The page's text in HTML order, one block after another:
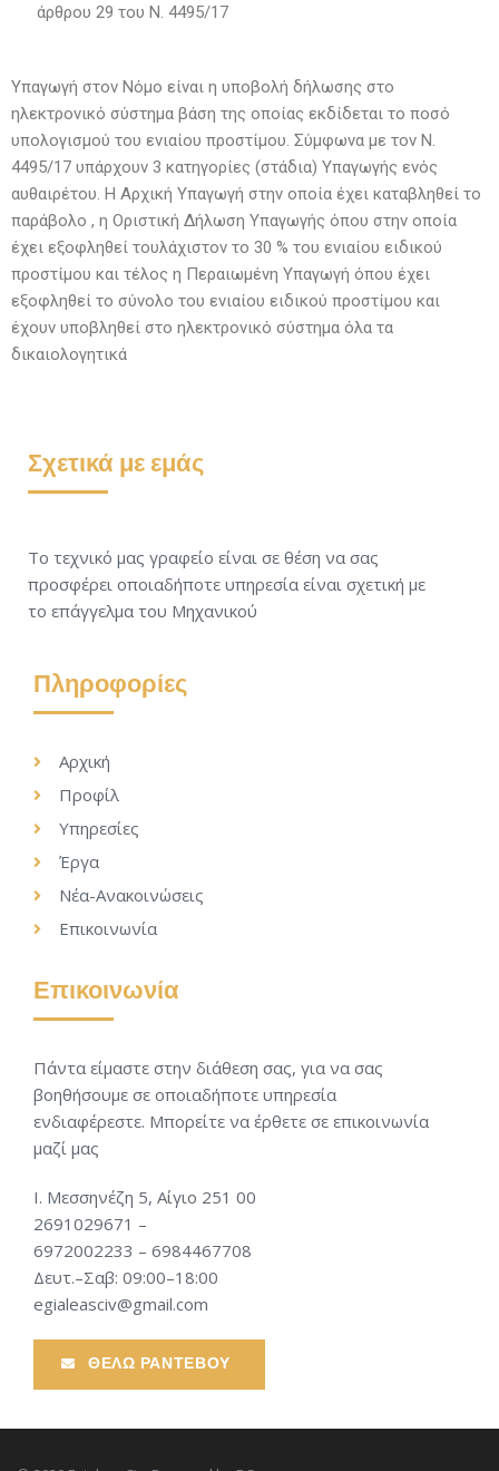
άρθρου 29 του Ν. 4495/17
Υπαγωγή στον Νόμο είναι η υποβολή δήλωσης στο
ηλεκτρονικό σύστημα βάση της οποίας εκδίδεται το ποσό
υπολογισμού του ενιαίου προστίμου. Σύμφωνα με τον Ν.
4495/17 υπάρχουν 3 κατηγορίες (στάδια) Υπαγωγής ενός
αυθαιρέτου. Η Αρχική Υπαγωγή στην οποία έχει καταβληθεί το
παράβολο , η Οριστική Δήλωση Υπαγωγής όπου στην οποία
έχει εξοφληθεί τουλάχιστον το 30 % του ενιαίου ειδικού
προστίμου και τέλος η Περαιωμένη Υπαγωγή όπου έχει
εξοφληθεί το σύνολο του ενιαίου ειδικού προστίμου και
έχουν υποβληθεί στο ηλεκτρονικό σύστημα όλα τα
δικαιολογητικά
Σχετικά με εμάς
Το τεχνικό μας γραφείο είναι σε θέση να σας
προσφέρει οποιαδήποτε υπηρεσία είναι σχετική με
το επάγγελμα του Μηχανικού
Πληροφορίες
Αρχική
Προφίλ
Υπηρεσίες
Έργα
Νέα-Ανακοινώσεις
Επικοινωνία
Επικοινωνία
Πάντα είμαστε στην διάθεση σας, για να σας
βοηθήσουμε σε οποιαδήποτε υπηρεσία
ενδιαφέρεστε. Μπορείτε να έρθετε σε επικοινωνία
μαζί μας
Ι. Μεσσηνέζη 5, Αίγιο 251 00
2691029671 –
6972002233 – 6984467708
Δευτ.–Σαβ: 09:00–18:00
egialeasciv@gmail.com
ΘΕΛΩ ΡΑΝΤΕΒΟΥ